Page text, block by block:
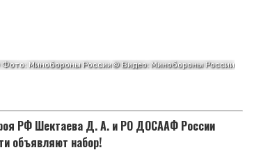
РФ Шектаева Д. А. и РО ДОСААФ России
объявляют набор!